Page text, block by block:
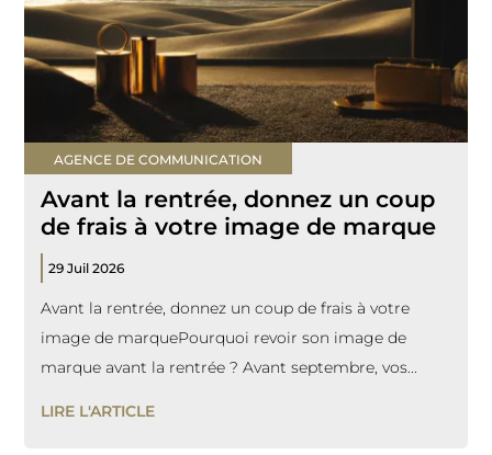
AGENCE DE COMMUNICATION
Avant la rentrée, donnez un coup
de frais à votre image de marque
29 Juil 2026
Avant la rentrée, donnez un coup de frais à votre
image de marquePourquoi revoir son image de
marque avant la rentrée ? Avant septembre, vos...
LIRE L'ARTICLE